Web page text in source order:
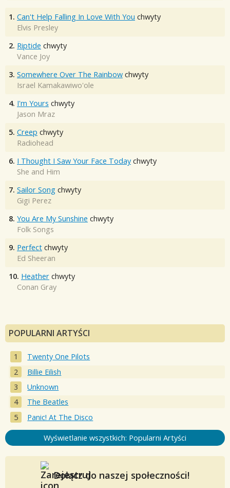
1. Can't Help Falling In Love With You chwyty
Elvis Presley
2. Riptide chwyty
Vance Joy
3. Somewhere Over The Rainbow chwyty
Israel Kamakawiwo'ole
4. I'm Yours chwyty
Jason Mraz
5. Creep chwyty
Radiohead
6. I Thought I Saw Your Face Today chwyty
She and Him
7. Sailor Song chwyty
Gigi Perez
8. You Are My Sunshine chwyty
Folk Songs
9. Perfect chwyty
Ed Sheeran
10. Heather chwyty
Conan Gray
POPULARNI ARTYŚCI
Twenty One Pilots
Billie Eilish
Unknown
The Beatles
Panic! At The Disco
Wyświetlanie wszystkich: Popularni Artyści
Dołącz do naszej społeczności!